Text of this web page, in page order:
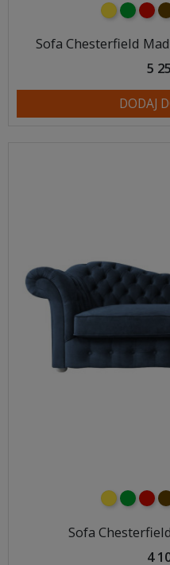
żółtyzielony
Sofa Chesterfield
5
DODAJ
żółtyzielony
Sofa
4